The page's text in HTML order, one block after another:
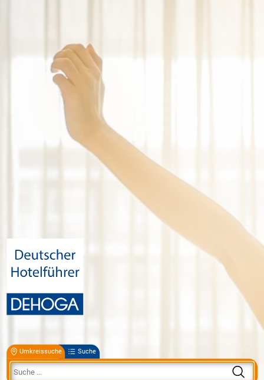
Umkreissuche Suche